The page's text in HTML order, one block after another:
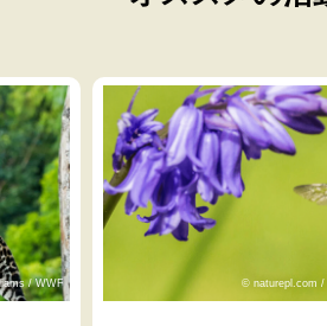
/ WWF © naturepl.com /